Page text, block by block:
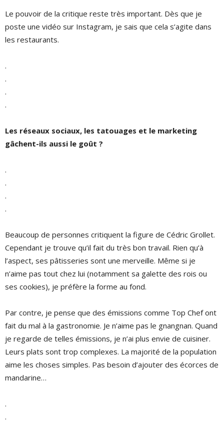
Le pouvoir de la critique reste très important. Dès que je
poste une vidéo sur Instagram, je sais que cela s’agite dans
les restaurants.
.
.
.
.
Les réseaux sociaux, les tatouages et le marketing
gâchent-ils aussi le goût ?
.
.
.
.
Beaucoup de personnes critiquent la figure de Cédric Grollet.
Cependant je trouve qu’il fait du très bon travail. Rien qu’à
l’aspect, ses pâtisseries sont une merveille. Même si je
n’aime pas tout chez lui (notamment sa galette des rois ou
ses cookies), je préfère la forme au fond.
Par contre, je pense que des émissions comme Top Chef ont
fait du mal à la gastronomie. Je n’aime pas le gnangnan. Quand
je regarde de telles émissions, je n’ai plus envie de cuisiner.
Leurs plats sont trop complexes. La majorité de la population
aime les choses simples. Pas besoin d’ajouter des écorces de
mandarine…
.
.